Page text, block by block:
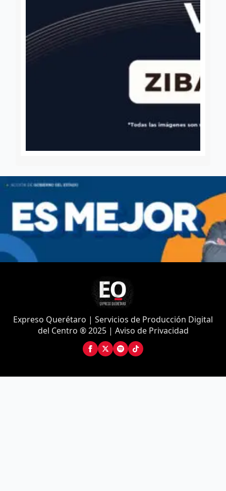
Expreso Querétaro | Servicios de Producción Digital
del Centro ® 2025 | Aviso de Privacidad